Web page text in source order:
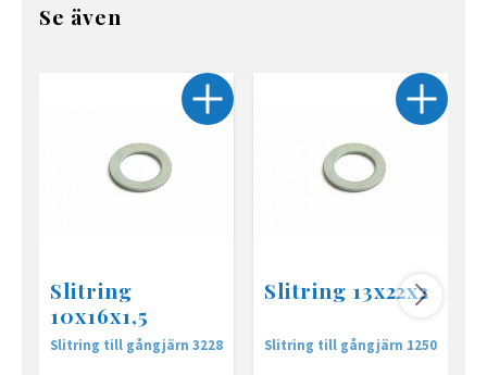
Se även
Slitring
10x16x1,5
Slitring till gångjärn 3228
Slitring 13x22x2
Slitring till gångjärn 1250